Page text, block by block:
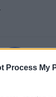
Process My